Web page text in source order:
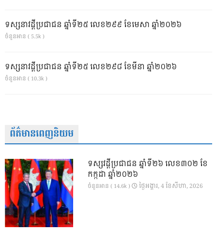
ទស្សនាវដ្ដីប្រជាជន ឆ្នាំទី២៥ លេខ២៩៩ ខែមេសា ឆ្នាំ២០២៦
ចំនួនអាន ( 5.5k )
ទស្សនាវដ្ដីប្រជាជន ឆ្នាំទី២៥ លេខ២៩៨ ខែមីនា ឆ្នាំ២០២៦
ចំនួនអាន ( 10.3k )
ព័ត៌មានពេញនិយម
ទស្សវដ្តីប្រជាជន ឆ្នាំទី២៦ លេខ៣០២ ខែ
កក្កដា ឆ្នាំ២០២៦
ចំនួនអាន ( 14.6k ) ថ្ងៃ​អង្គារ, 4 ខែ​សីហា, 2026